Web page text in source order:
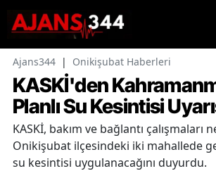
Ajans344 | Onikişubat Haberleri
KASKİ'den
Planlı Su Kesintisi
KASKİ, bakım ve bağlantı çalışmaları
Onikişubat ilçesindeki iki mahallede
su kesintisi uygulanacağını duyurdu.